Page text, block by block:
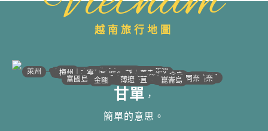
越南旅行地圖
• 河江｜高平
沙壩 •
萊州 • 宣光 •
安沛｜木江界 •
• 太原
梅州｜木州•• 北江｜北寧
• 下龍灣
• 河內
•海防｜海洋
• 南定｜清化
寧平 ••河靜｜義安
洞海 •
順化 •• 峴港
• 會安
• 歸仁
邦美蜀 •
大叻 ••芽莊｜潘郎
•潘切｜美奈
平陽 •
西寧 •
胡志明 •
美萩 •
富國島 •迪石 •
金甌 • • 同奈
• 頭頓
• 芹苴 •崑崙島
• 薄遼
甘單 ，
簡單的意思。